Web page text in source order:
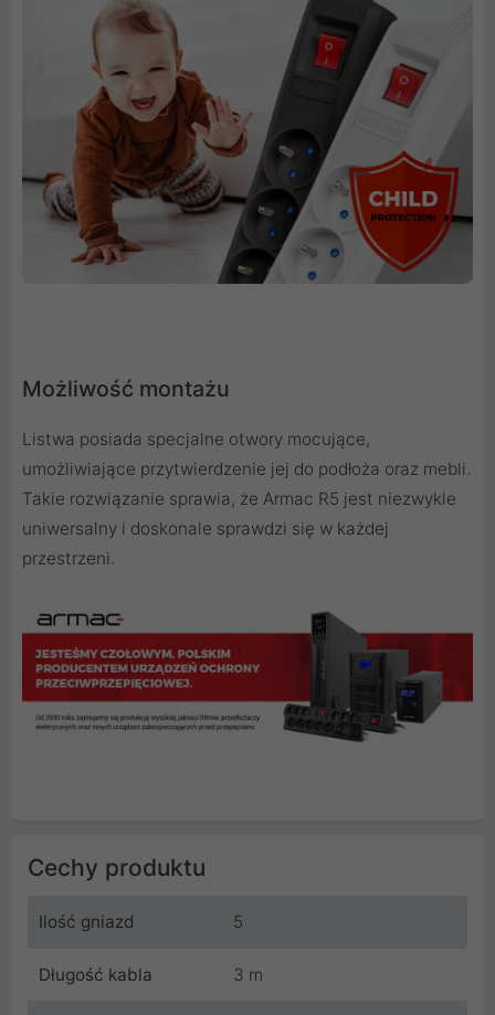
Możliwość montażu
Listwa posiada specjalne otwory mocujące,
umożliwiające przytwierdzenie jej do podłoża oraz mebli.
Takie rozwiązanie sprawia, że Armac R5 jest niezwykle
uniwersalny i doskonale sprawdzi się w każdej
przestrzeni.
Cechy produktu
Ilość gniazd 5
Długość kabla 3 m